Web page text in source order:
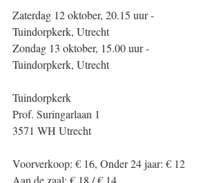
Zaterdag 12 oktober, 20.15 uur -
Tuindorpkerk, Utrecht
Zondag 13 oktober, 15.00 uur -
Tuindorpkerk, Utrecht
Tuindorpkerk
Prof. Suringarlaan 1
3571 WH Utrecht
Voorverkoop: € 16, Onder 24 jaar: € 12
Aan de zaal: € 18 / € 14